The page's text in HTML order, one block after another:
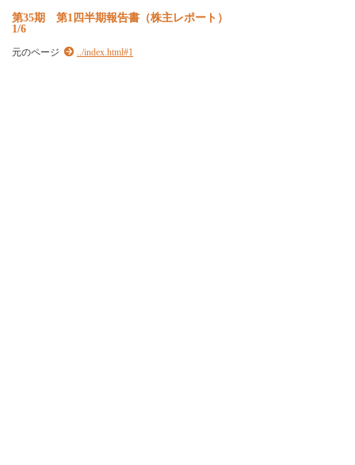
第35期 第1四半期報告書（株主レポート）
1/6
元のページ ../index.html#1